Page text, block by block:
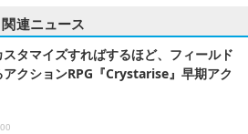
関連ニュース
タマイズすればするほど、フィールド
クションRPG『Crystarise』早期アク